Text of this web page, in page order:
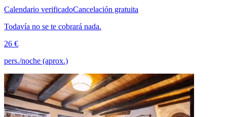
Calendario verificadoCancelación gratuita
Todavía no se te cobrará nada.
26 €
pers./noche (aprox.)